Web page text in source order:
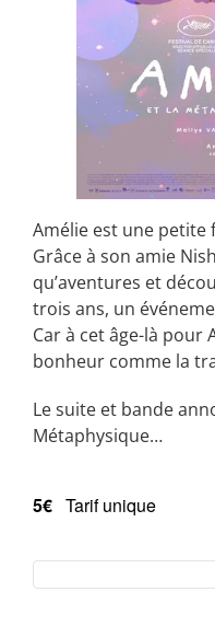
Amélie est une petite
Grâce à son amie
qu’aventures et
trois ans, un
Car à cet âge-là pour
bonheur comme la
Le suite et bande
Métaphysique…
5€ Tarif unique